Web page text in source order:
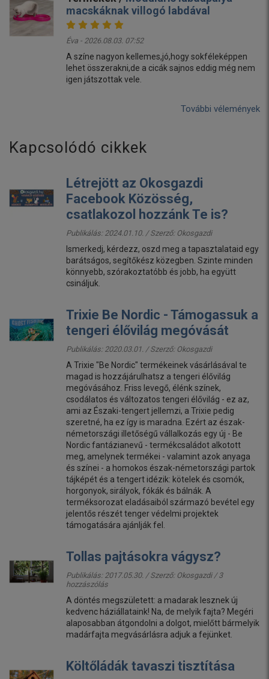
macskáknak villogó labdával
Éva - 2026.08.03. 07:52
A színe nagyon kellemes,jó,hogy sokféleképpen
lehet összerakni,de a cicák sajnos eddig még nem
igen játszottak vele.
További vélemények
Kapcsolódó cikkek
Létrejött az Okosgazdi
Facebook Közösség,
csatlakozol hozzánk Te is?
Publikálás: 2024.01.10. / Szerző: Okosgazdi
Ismerkedj, kérdezz, oszd meg a tapasztalataid egy
barátságos, segítőkész közegben. Szinte minden
könnyebb, szórakoztatóbb és jobb, ha együtt
csináljuk.
Trixie Be Nordic - Támogassuk a
tengeri élővilág megóvását
Publikálás: 2020.03.01. / Szerző: Okosgazdi
A Trixie "Be Nordic" termékeinek vásárlásával te
magad is hozzájárulhatsz a tengeri élővilág
megóvásához. Friss levegő, élénk színek,
csodálatos és változatos tengeri élővilág - ez az,
ami az Északi-tengert jellemzi, a Trixie pedig
szeretné, ha ez így is maradna. Ezért az észak-
németországi illetőségű vállalkozás egy új - Be
Nordic fantázianevű - termékcsaládot alkotott
meg, amelynek termékei - valamint azok anyaga
és színei - a homokos észak-németországi partok
tájképét és a tengert idézik: kötelek és csomók,
horgonyok, sirályok, fókák és bálnák. A
terméksorozat eladásaiból származó bevétel egy
jelentős részét tenger védelmi projektek
támogatására ajánlják fel.
Tollas pajtásokra vágysz?
Publikálás: 2017.05.30. / Szerző: Okosgazdi / 3
hozzászólás
A döntés megszületett: a madarak lesznek új
kedvenc háziállataink! Na, de melyik fajta? Megéri
alaposabban átgondolni a dolgot, mielőtt bármelyik
madárfajta megvásárlásra adjuk a fejünket.
Költőládák tavaszi tisztítása